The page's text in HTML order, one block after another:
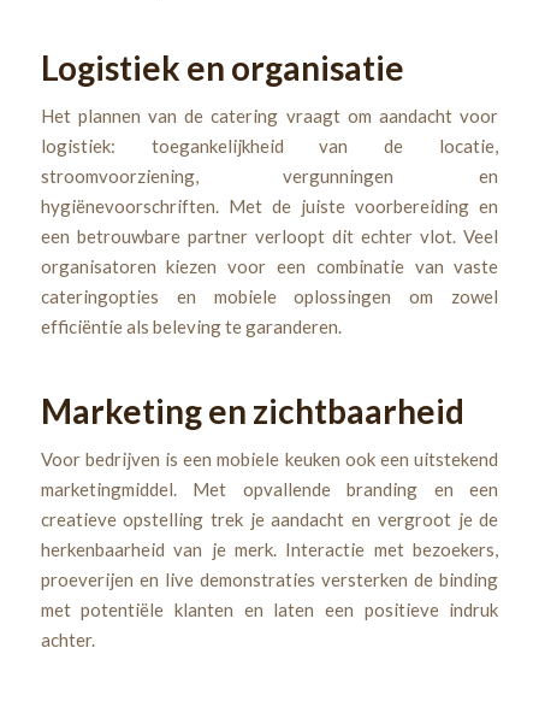
Logistiek en organisatie
Het plannen van de catering vraagt om aandacht voor
logistiek: toegankelijkheid van de locatie,
stroomvoorziening, vergunningen en
hygiënevoorschriften. Met de juiste voorbereiding en
een betrouwbare partner verloopt dit echter vlot. Veel
organisatoren kiezen voor een combinatie van vaste
cateringopties en mobiele oplossingen om zowel
efficiëntie als beleving te garanderen.
Marketing en zichtbaarheid
Voor bedrijven is een mobiele keuken ook een uitstekend
marketingmiddel. Met opvallende branding en een
creatieve opstelling trek je aandacht en vergroot je de
herkenbaarheid van je merk. Interactie met bezoekers,
proeverijen en live demonstraties versterken de binding
met potentiële klanten en laten een positieve indruk
achter.